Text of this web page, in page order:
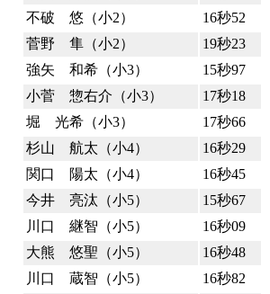
不破 悠（小2）
16秒52
菅野 隼（小2）
19秒23
強矢 和希（小3）
15秒97
小菅 惣右介（小3）
17秒18
堀 光希（小3）
17秒66
杉山 航太（小4）
16秒29
関口 陽太（小4）
16秒45
今井 亮汰（小5）
15秒67
川口 継智（小5）
16秒09
大熊 悠聖（小5）
16秒48
川口 蔵智（小5）
16秒82